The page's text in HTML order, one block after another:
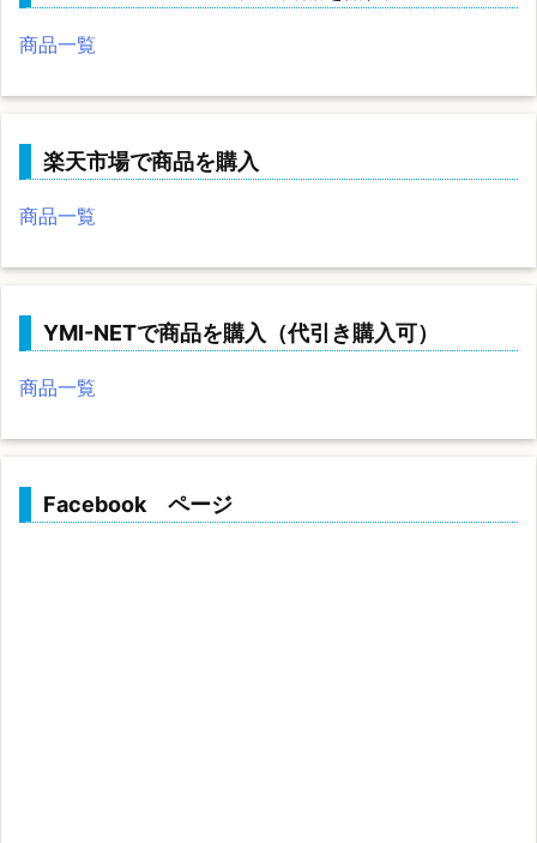
商品一覧
楽天市場で商品を購入
商品一覧
YMI-NETで商品を購入（代引き購入可）
商品一覧
Facebook ページ